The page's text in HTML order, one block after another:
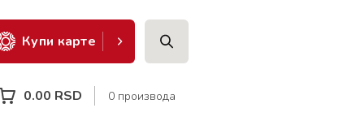
Купи карте
0.00 RSD 0 производа